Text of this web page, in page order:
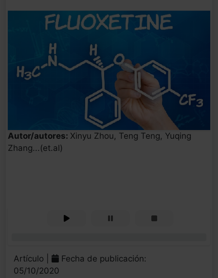
Autor/autores: Xinyu Zhou, Teng Teng, Yuqing
Zhang...(et.al)
Artículo |
Fecha de publicación:
05/10/2020